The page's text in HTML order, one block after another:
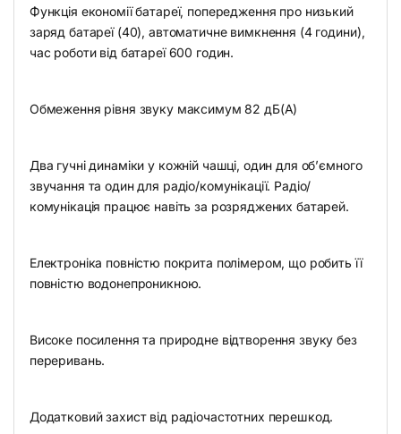
Функція економії батареї, попередження про низький
заряд батареї (40), автоматичне вимкнення (4 години),
час роботи від батареї 600 годин.
Обмеження рівня звуку максимум 82 дБ(A)
Два гучні динаміки у кожній чашці, один для об’ємного
звучання та один для радіо/комунікації. Радіо/
комунікація працює навіть за розряджених батарей.
Електроніка повністю покрита полімером, що робить її
повністю водонепроникною.
Високе посилення та природне відтворення звуку без
переривань.
Додатковий захист від радіочастотних перешкод.